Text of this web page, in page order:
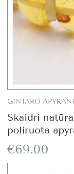
GINTARO
Skaidri
poliruota
€69.00